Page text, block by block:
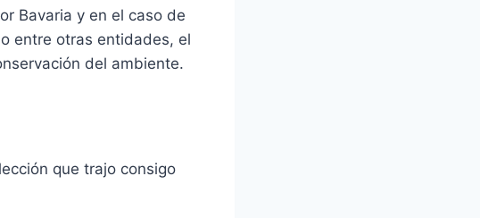
Bavaria y en el caso de
entre otras entidades, el
del ambiente.
que trajo consigo